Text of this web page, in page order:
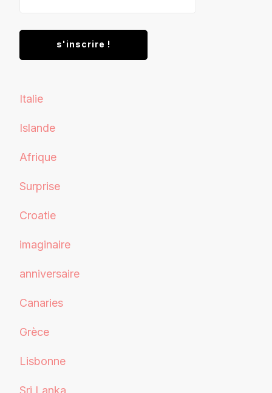
Italie
Islande
Afrique
Surprise
Croatie
imaginaire
anniversaire
Canaries
Grèce
Lisbonne
Sri Lanka